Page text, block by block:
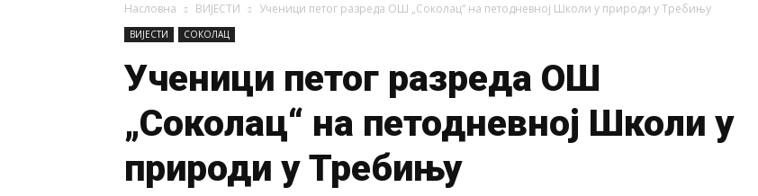
Насловна ВИЈЕСТИ Ученици петог разреда ОШ „Соколац“ на петодневној Школи у природи у Требињу
ВИЈЕСТИ СОКОЛАЦ
Ученици петог разреда ОШ
„Соколац“ на петодневној Школи у
природи у Требињу